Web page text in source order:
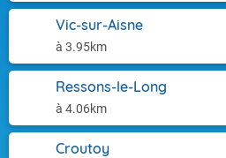
Vic-sur-Aisne
à 3.95km
Ressons-le-Long
à 4.06km
Croutoy